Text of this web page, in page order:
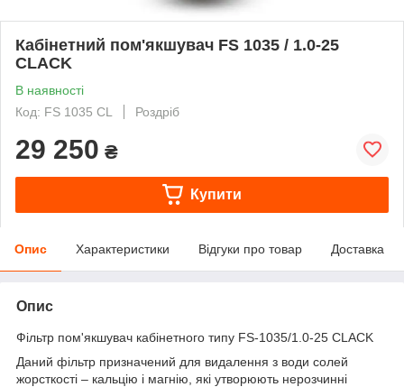
Кабінетний пом'якшувач FS 1035 / 1.0-25
CLACK
В наявності
Код: FS 1035 CL
Роздріб
29 250 ₴
Купити
Опис Характеристики Відгуки про товар Доставка
Опис
Фільтр пом'якшувач кабінетного типу FS-1035/1.0-25 CLACK
Даний фільтр призначений для видалення з води солей
жорсткості – кальцію і магнію, які утворюють нерозчинні